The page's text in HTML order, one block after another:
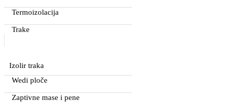
Termoizolacija
Trake
Izolir traka
Wedi ploče
Zaptivne mase i pene